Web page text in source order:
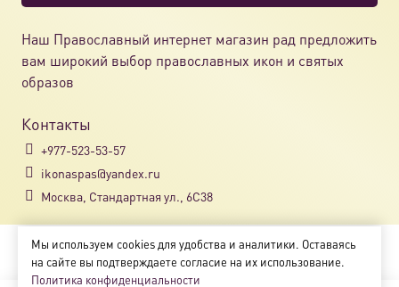
Наш Православный интернет магазин рад предложить
вам широкий выбор православных икон и святых
образов
Контакты
+977-523-53-57
ikonaspas@yandex.ru
Москва, Стандартная ул., 6С38
Copyright © 2018-2025
Магазин православных икон «ikonaspas.ru»
Мы используем cookies для удобства и аналитики. Оставаясь
на сайте вы подтверждаете согласие на их использование.
Политика конфиденциальности